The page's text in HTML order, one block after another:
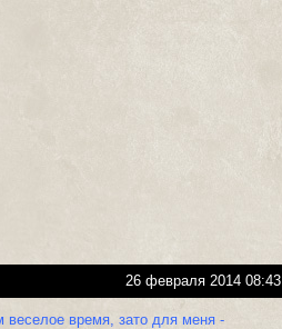
26 февраля 2014 08:43
время, зато для меня -